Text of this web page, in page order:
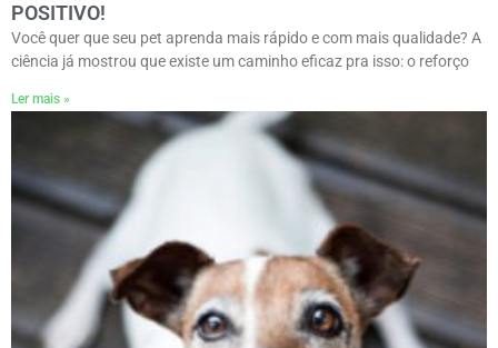
POSITIVO!
Você quer que seu pet aprenda mais rápido e com mais qualidade? A
ciência já mostrou que existe um caminho eficaz pra isso: o reforço
Ler mais »